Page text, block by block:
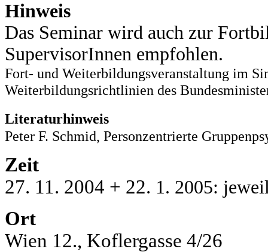
Hinweis
Das Seminar wird auch zur
SupervisorInnen empfohlen.
Fort- und Weiterbildungsveranstaltung im
Weiterbildungsrichtlinien des
Literaturhinweis
Peter F. Schmid, Personzentrierte
Zeit
27. 11. 2004 + 22. 1. 2005:
Ort
Wien 12., Koflergasse 4/26